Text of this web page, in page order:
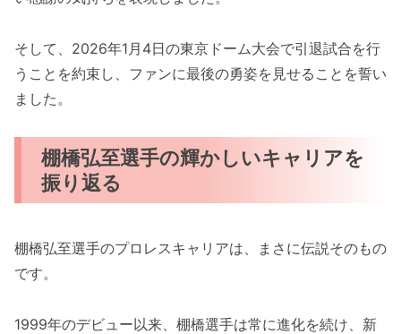
そして、2026年1月4日の東京ドーム大会で引退試合を行
うことを約束し、ファンに最後の勇姿を見せることを誓い
ました。
棚橋弘至選手の輝かしいキャリアを
振り返る
棚橋弘至選手のプロレスキャリアは、まさに伝説そのもの
です。
1999年のデビュー以来、棚橋選手は常に進化を続け、新